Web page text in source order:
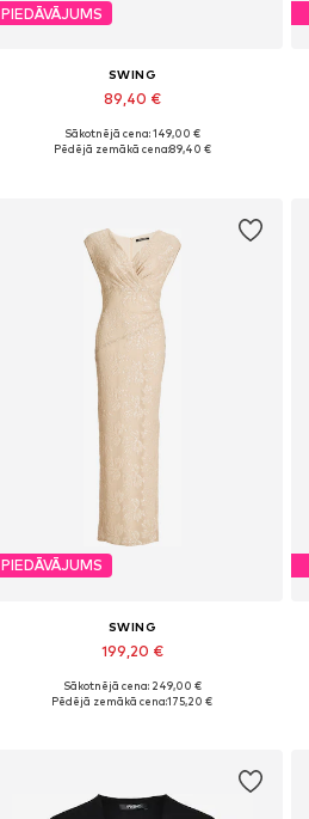
PIEDĀVĀJUMS
SWING
89,40 €
Pieejams daudzos izmēros
Sākotnējā cena: 149,00 €
Pēdējā zemākā cena:89,40 €
PIEDĀVĀJUMS
SWING
199,20 €
Pieejamie izmēri: 34, 36, 38, 40, 42, 44
Sākotnējā cena: 249,00 €
Pēdējā zemākā cena:175,20 €